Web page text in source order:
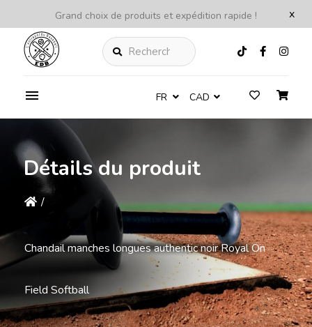
x
Grand choix de produits et expédition rapide !
Rechercher
FR CAD
Détails du produit
/
Chandail manches longues authentic noir Royal On
Field Softball